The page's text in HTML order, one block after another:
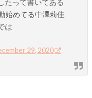
たって書いてある
始めてる中澤莉佳
は
29, 2020